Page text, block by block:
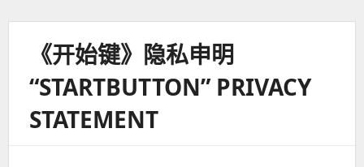
《开始键》隐私申明
“STARTBUTTON” PRIVACY
STATEMENT